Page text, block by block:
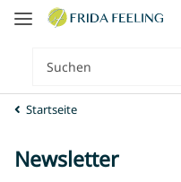
Startseite
Newsletter